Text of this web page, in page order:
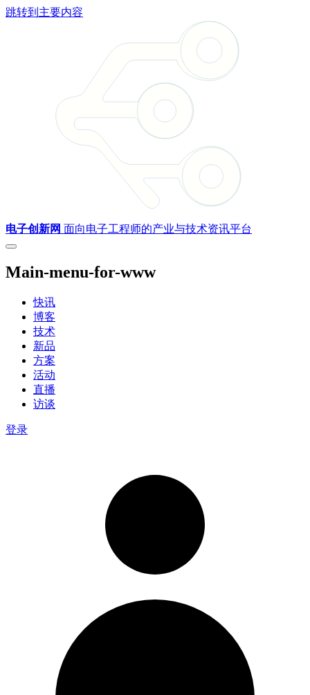
跳转到主要内容
电子创新网 面向电子工程师的产业与技术资讯平台
Main-menu-for-www
快讯
博客
技术
新品
方案
活动
直播
访谈
登录